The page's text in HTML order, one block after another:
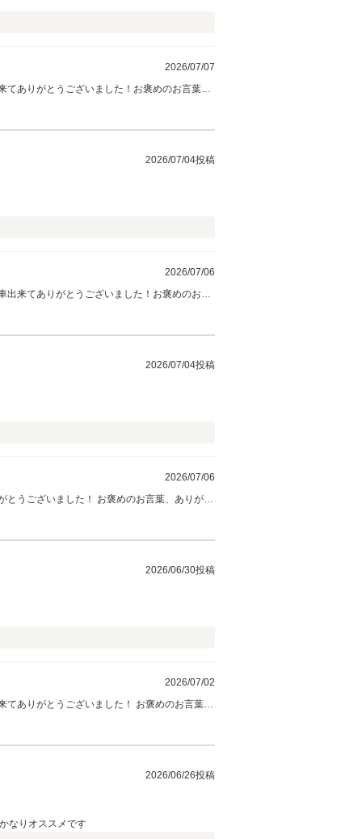
2026/07/07
ありがとうございました！お褒めのお言葉、
2026/07/04投稿
2026/07/06
来てありがとうございました！お褒めのお言
2026/07/04投稿
2026/07/06
うございました！ お褒めのお言葉、ありがと
2026/06/30投稿
2026/07/02
ありがとうございました！ お褒めのお言葉、
2026/06/26投稿
なりオススメです